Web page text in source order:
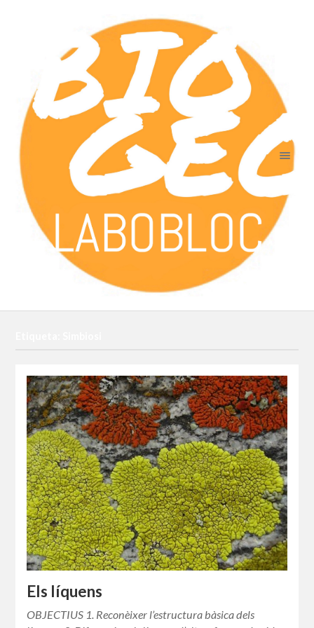
Els líquens
OBJECTIUS 1. Reconèixer l’estructura bàsica dels